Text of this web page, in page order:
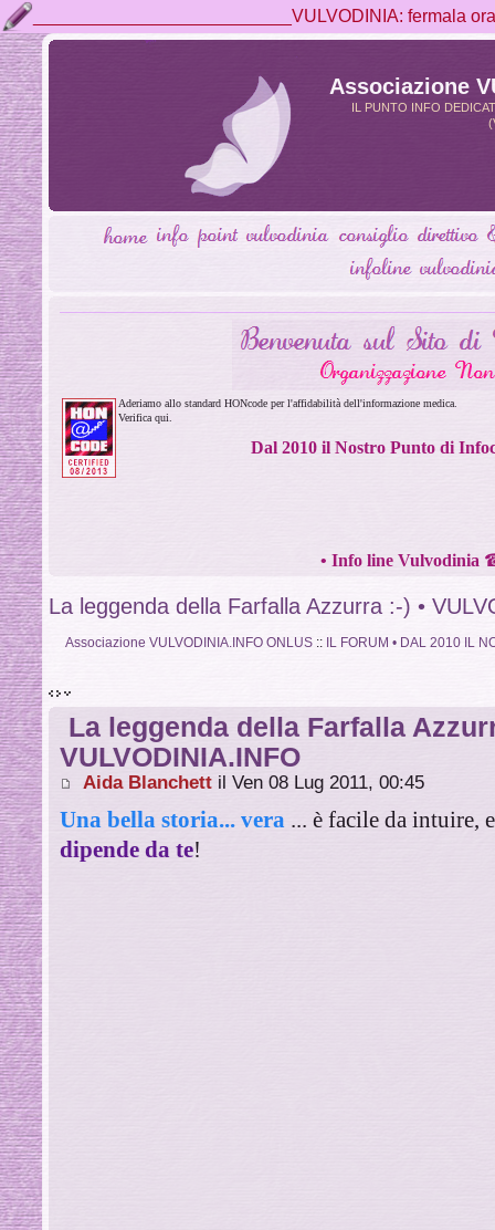
__________________________VULVODINIA: fermala
Associazione
IL PUNTO INFO
Aderiamo allo standard HONcode per l'affidabilità dell'informazione medica.
Verifica qui.
Dal 2010 il Nostro Punto di
• Info line Vulvodinia
La leggenda della Farfalla Azzurra :-) •
Associazione VULVODINIA.INFO ONLUS :: IL FORUM • DAL 2010 IL
La leggenda della Farfalla
VULVODINIA.INFO
Aida Blanchett il Ven 08 Lug 2011, 00:45
Una bella storia... vera ... è facile da intuire,
dipende da te!